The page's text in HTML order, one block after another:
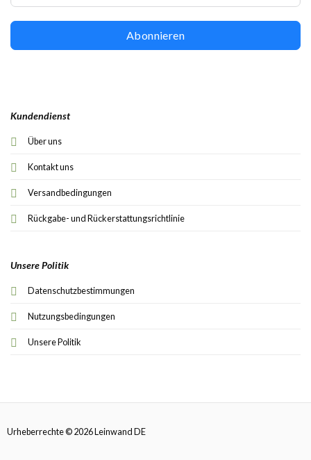
Kundendienst
Über uns
Kontakt uns
Versandbedingungen
Rückgabe- und Rückerstattungsrichtlinie
Unsere Politik
Datenschutzbestimmungen
Nutzungsbedingungen
Unsere Politik
Abonnieren
Urheberrechte © 2026 Leinwand DE